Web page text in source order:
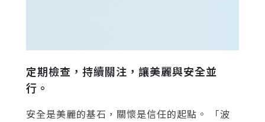
定期檢查，持續關注，讓美麗與安全並
行。
安全是美麗的基石，關懷是信任的起點。 「波